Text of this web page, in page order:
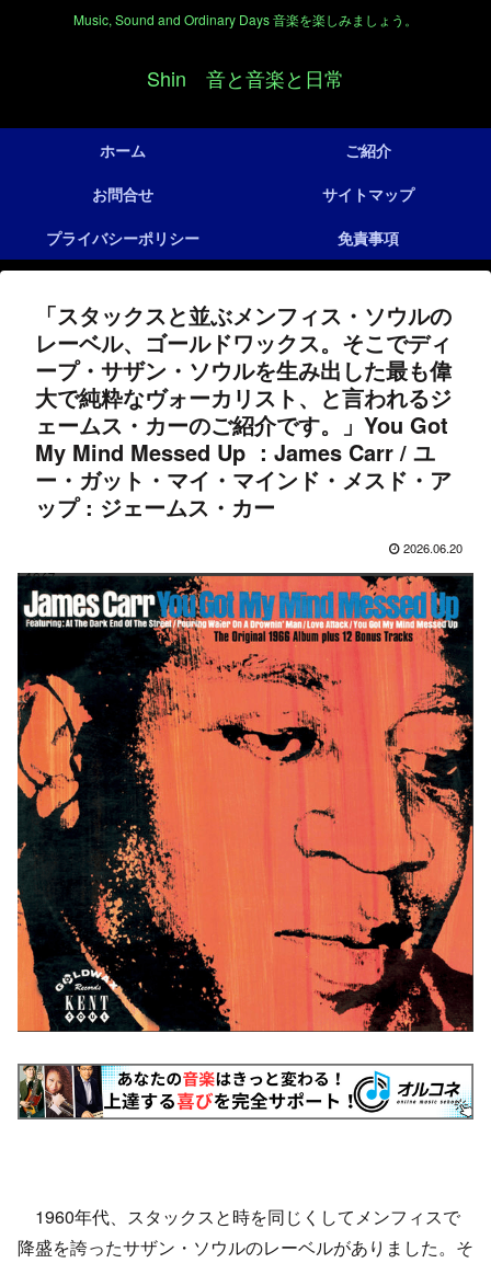
Music, Sound and Ordinary Days 音楽を楽しみましょう。
Shin 音と音楽と日常
ホーム
ご紹介
お問合せ
サイトマップ
プライバシーポリシー
免責事項
「スタックスと並ぶメンフィス・ソウルの
レーベル、ゴールドワックス。そこでディ
ープ・サザン・ソウルを生み出した最も偉
大で純粋なヴォーカリスト、と言われるジ
ェームス・カーのご紹介です。」You Got
My Mind Messed Up ：James Carr / ユ
ー・ガット・マイ・マインド・メスド・ア
ップ : ジェームス・カー
2026.06.20
1960年代、スタックスと時を同じくしてメンフィスで
降盛を誇ったサザン・ソウルのレーベルがありました。そ